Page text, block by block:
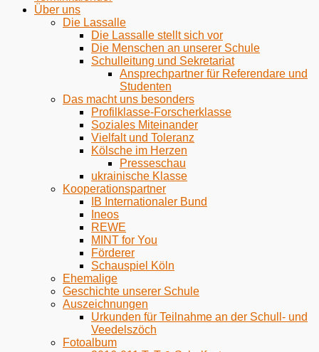
Über uns
Die Lassalle
Die Lassalle stellt sich vor
Die Menschen an unserer Schule
Schulleitung und Sekretariat
Ansprechpartner für Referendare und
Studenten
Das macht uns besonders
Profilklasse-Forscherklasse
Soziales Miteinander
Vielfalt und Toleranz
Kölsche im Herzen
Presseschau
ukrainische Klasse
Kooperationspartner
IB Internationaler Bund
Ineos
REWE
MINT for You
Förderer
Schauspiel Köln
Ehemalige
Geschichte unserer Schule
Auszeichnungen
Urkunden für Teilnahme an der Schull- und
Veedelszöch
Fotoalbum